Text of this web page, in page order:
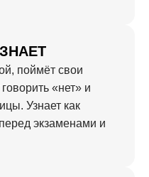
поймёт свои
«нет» и
Узнает как
экзаменами и